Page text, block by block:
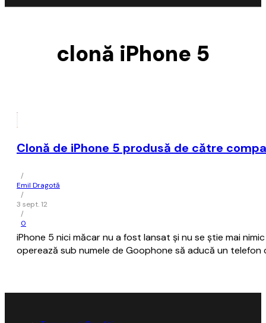
clonă iPhone 5
Clonă de iPhone 5 produsă de către
/
Emil Dragotă
/
3 sept. 12
/
0
iPhone 5 nici măcar nu a fost lansat și nu se știe mai
operează sub numele de Goophone să aducă un